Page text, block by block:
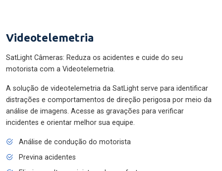
Videotelemetria
SatLight Câmeras: Reduza os acidentes e cuide do seu
motorista com a Videotelemetria.
A solução de videotelemetria da SatLight serve para identificar
distrações e comportamentos de direção perigosa por meio da
análise de imagens. Acesse as gravações para verificar
incidentes e orientar melhor sua equipe.
Análise de condução do motorista
Previna acidentes